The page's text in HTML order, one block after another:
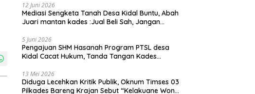
12 Juni 2026
Mediasi Sengketa Tanah Desa Kidal Buntu, Abah
Juari mantan kades :Jual Beli Sah, Jangan
Membatalkan Hak Warga.
5 Juni 2026
Pengajuan SHM Hasanah Program PTSL desa
Kidal Cacat Hukum, Tanda Tangan Kades
13 Mei 2026
Diduga Lecehkan Kritik Publik, Oknum Timses 03
Pilkades Bareng Krajan Sebut “Kelakuane Wong